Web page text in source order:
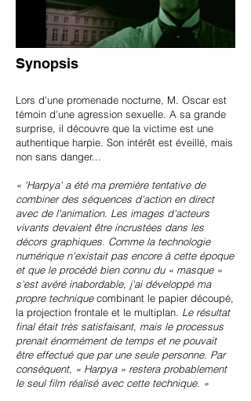
Synopsis
Lors d'une promenade nocturne, M. Oscar est
témoin d'une agression sexuelle. A sa grande
surprise, il découvre que la victime est une
authentique harpie. Son intérêt est éveillé, mais
non sans danger…
« 'Harpya' a été ma première tentative de
combiner des séquences d'action en direct
avec de l'animation. Les images d'acteurs
vivants devaient être incrustées dans les
décors graphiques. Comme la technologie
numérique n'existait pas encore à cette époque
et que le procédé bien connu du « masque »
s'est avéré inabordable, j'ai développé ma
propre techniquecombinant le papier découpé,
la projection frontale et le multiplan . Le résultat
final était très satisfaisant, mais le processus
prenait énormément de temps et ne pouvait
être effectué que par une seule personne. Par
conséquent, « Harpya » restera probablement
le seul film réalisé avec cette technique. »